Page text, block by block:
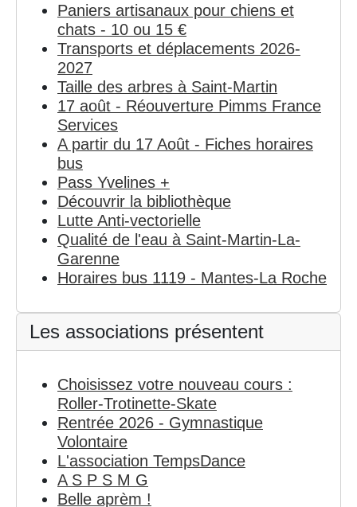
Paniers artisanaux pour chiens et
chats - 10 ou 15 €
Transports et déplacements 2026-
2027
Taille des arbres à Saint-Martin
17 août - Réouverture Pimms France
Services
A partir du 17 Août - Fiches horaires
bus
Pass Yvelines +
Découvrir la bibliothèque
Lutte Anti-vectorielle
Qualité de l'eau à Saint-Martin-La-
Garenne
Horaires bus 1119 - Mantes-La Roche
Les associations présentent
Choisissez votre nouveau cours :
Roller-Trotinette-Skate
Rentrée 2026 - Gymnastique
Volontaire
L'association TempsDance
A S P S M G
Belle aprèm !